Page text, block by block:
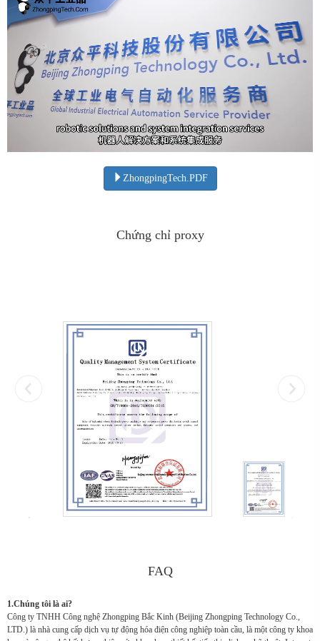
ZhongpingTech.PDF
Chứng chỉ proxy
FAQ
1.Chúng tôi là ai?
Công ty TNHH Công nghệ Zhongping Bắc Kinh (Beijing Zhongping Technology Co.,
LTD.) là nhà cung cấp dịch vụ tự động hóa điện công nghiệp toàn cầu, là một công ty khoa